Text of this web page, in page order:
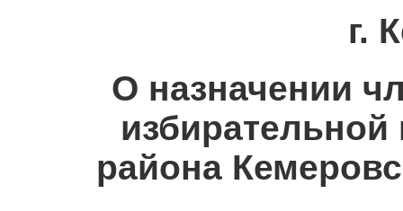
г.
О назначении
избирательной
района